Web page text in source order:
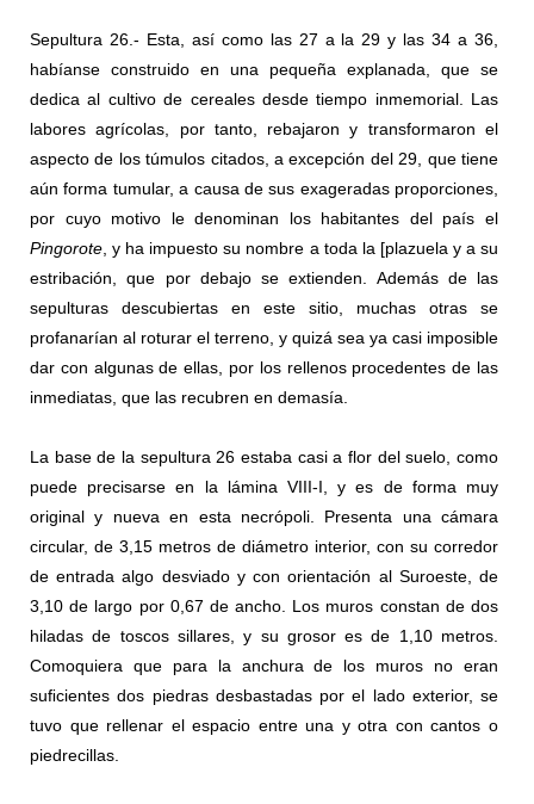
Sepultura 26.- Esta, así como las 27 a la 29 y las 34 a 36,
habíanse construido en una pequeña explanada, que se
dedica al cultivo de cereales desde tiempo inmemorial. Las
labores agrícolas, por tanto, rebajaron y transformaron el
aspecto de los túmulos citados, a excepción del 29, que tiene
aún forma tumular, a causa de sus exageradas proporciones,
por cuyo motivo le denominan los habitantes del país el
Pingorote , y ha impuesto su nombre a toda la [plazuela y a su
estribación, que por debajo se extienden. Además de las
sepulturas descubiertas en este sitio, muchas otras se
profanarían al roturar el terreno, y quizá sea ya casi imposible
dar con algunas de ellas, por los rellenos procedentes de las
inmediatas, que las recubren en demasía.
La base de la sepultura 26 estaba casi a flor del suelo, como
puede precisarse en la lámina VIII-I, y es de forma muy
original y nueva en esta necrópoli. Presenta una cámara
circular, de 3,15 metros de diámetro interior, con su corredor
de entrada algo desviado y con orientación al Suroeste, de
3,10 de largo por 0,67 de ancho. Los muros constan de dos
hiladas de toscos sillares, y su grosor es de 1,10 metros.
Comoquiera que para la anchura de los muros no eran
suﬁcientes dos piedras desbastadas por el lado exterior, se
tuvo que rellenar el espacio entre una y otra con cantos o
piedrecillas.